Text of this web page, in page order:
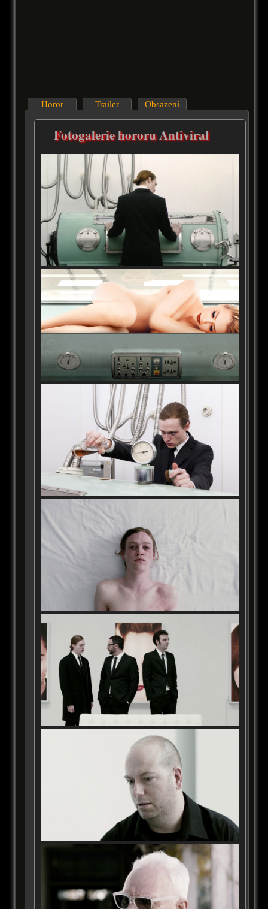
Horor Trailer Obsazení
Fotogalerie hororu Antiviral